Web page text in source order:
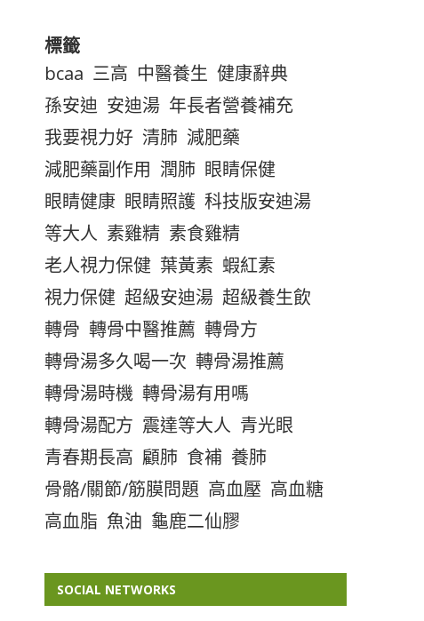
標籤
bcaa 三高 中醫養生 健康辭典
孫安迪 安迪湯 年長者營養補充
我要視力好 清肺 減肥藥
減肥藥副作用 潤肺 眼睛保健
眼睛健康 眼睛照護 科技版安迪湯
等大人 素雞精 素食雞精
老人視力保健 葉黃素 蝦紅素
視力保健 超級安迪湯 超級養生飲
轉骨 轉骨中醫推薦 轉骨方
轉骨湯多久喝一次 轉骨湯推薦
轉骨湯時機 轉骨湯有用嗎
轉骨湯配方 震達等大人 青光眼
青春期長高 顧肺 食補 養肺
骨骼/關節/筋膜問題 高血壓 高血糖
高血脂 魚油 龜鹿二仙膠
SOCIAL NETWORKS